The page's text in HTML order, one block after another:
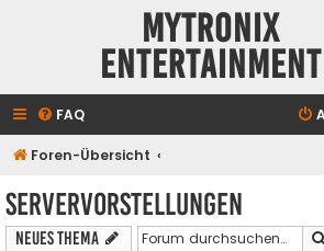
Mytronix
Entertainment
FAQ
Foren-Übersicht
Servervorstellungen
Neues Thema